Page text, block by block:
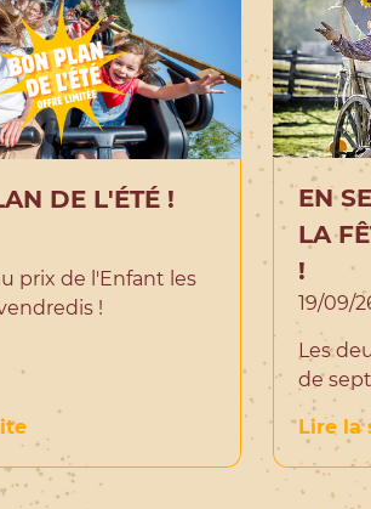
Grill
DE L'ÉTÉ !
prix de l'Enfant les
!
: Bon plan de l'Été !
EN
LA
!
19/09/
Les
de
Lire la